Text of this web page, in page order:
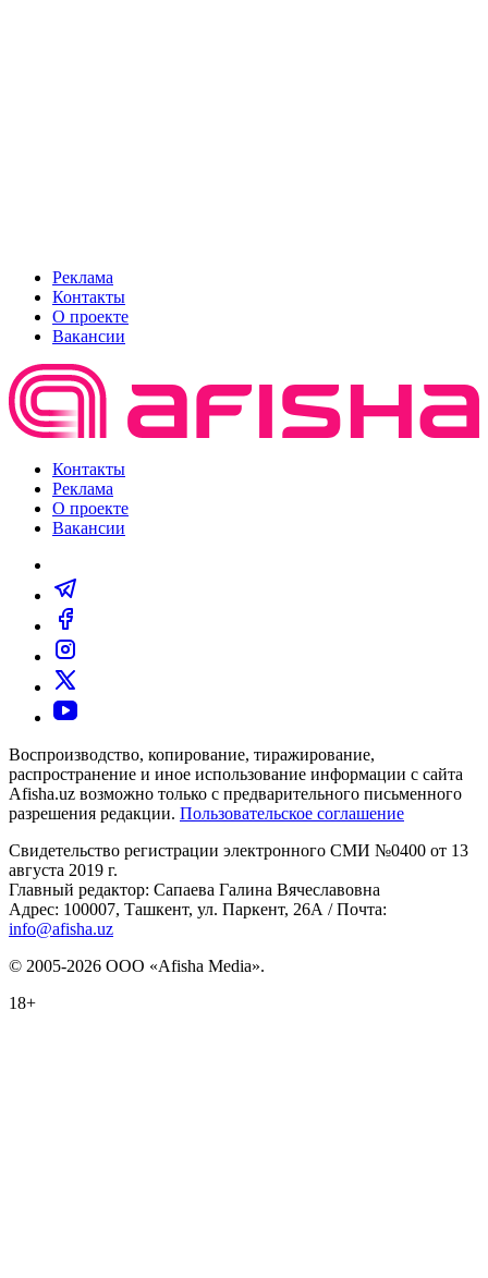
Реклама
Контакты
О проекте
Вакансии
Контакты
Реклама
О проекте
Вакансии
Воспроизводство, копирование, тиражирование,
распространение и иное использование информации с сайта
Afisha.uz возможно только с предварительного письменного
разрешения редакции. Пользовательское соглашение
Свидетельство регистрации электронного СМИ №0400 от 13
августа 2019 г.
Главный редактор: Сапаева Галина Вячеславовна
Адрес: 100007, Ташкент, ул. Паркент, 26А / Почта:
info@afisha.uz
© 2005-2026 ООО «Afisha Media».
18+